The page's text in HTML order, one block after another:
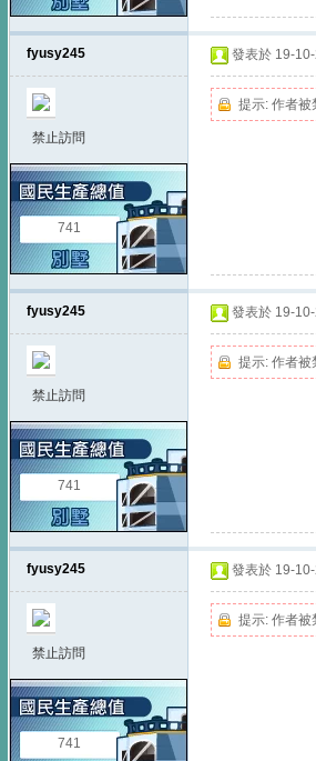
fyusy245
禁止訪問
741
發表於 19-
提示: 作者被
fyusy245
禁止訪問
741
發表於 19-
提示: 作者被
fyusy245
禁止訪問
741
發表於 19-
提示: 作者被